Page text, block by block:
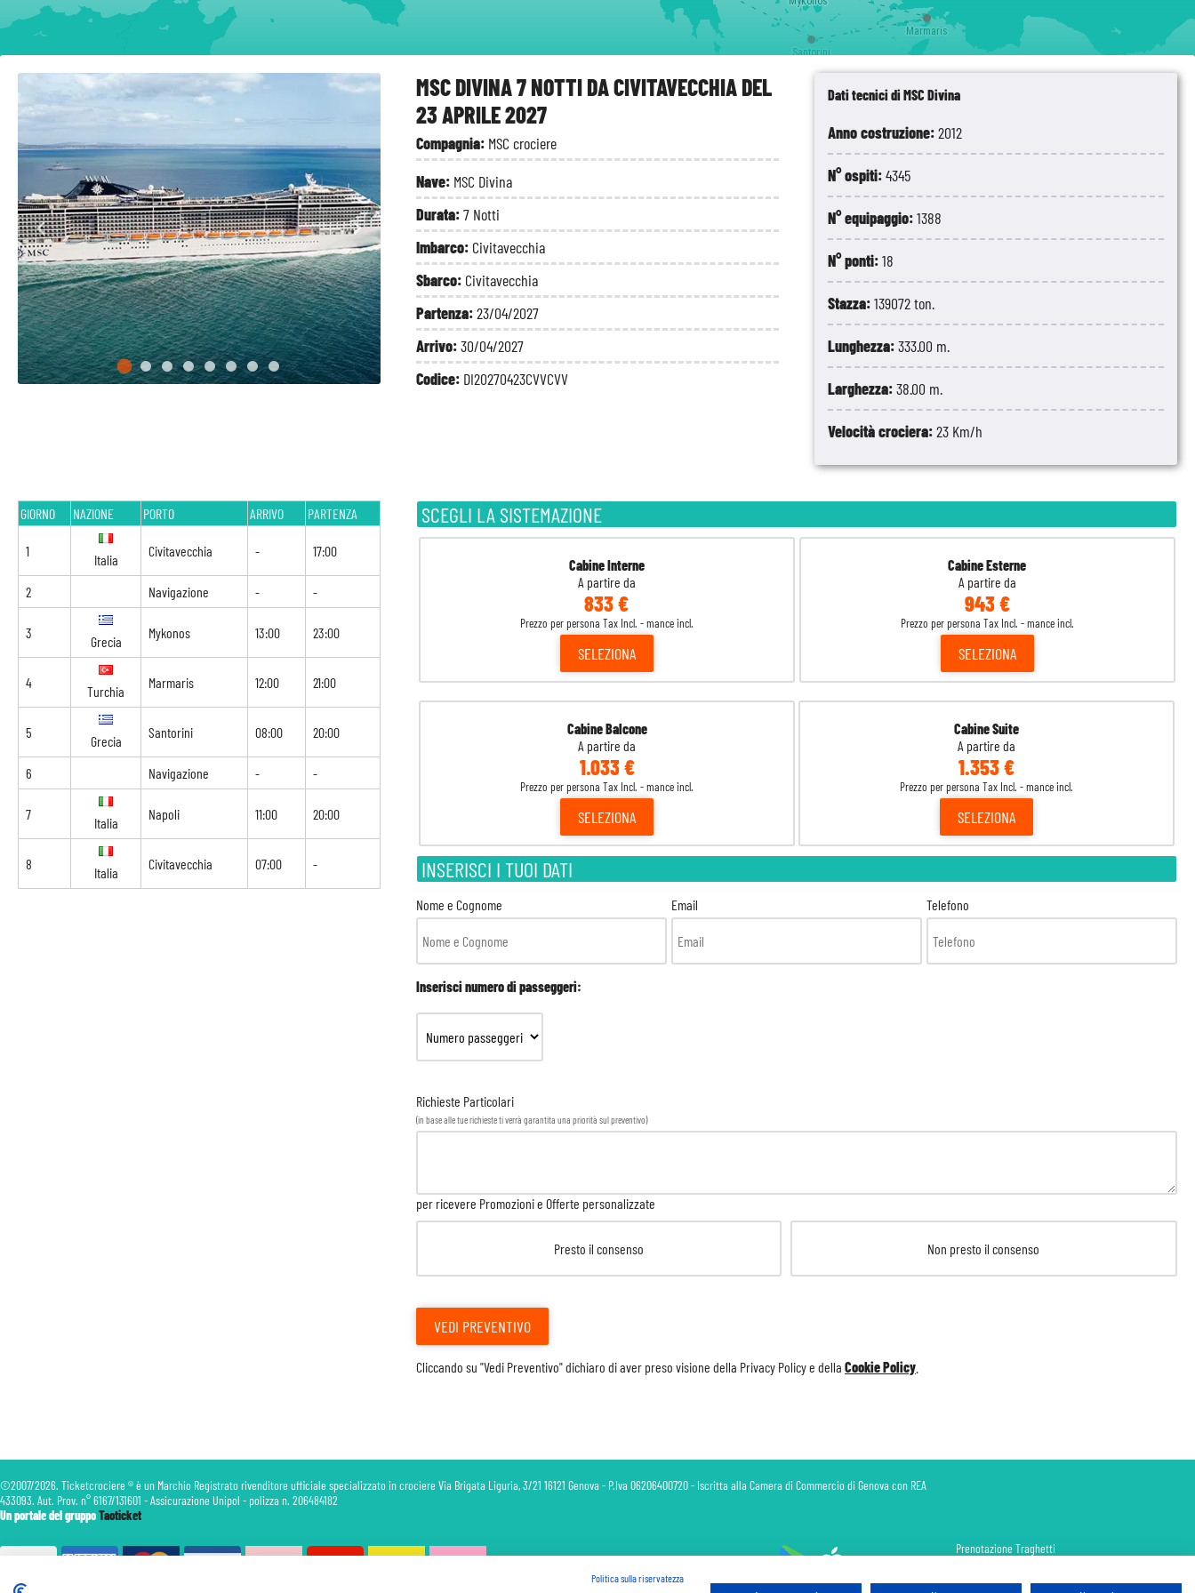
MSC DIVINA 7 NOTTI DA CIVITAVECCHIA DEL
23 APRILE 2027
Compagnia: MSC crociere
Nave: MSC Divina
Durata:7 Notti
Imbarco: Civitavecchia
Sbarco: Civitavecchia
Partenza:23/04/2027
Arrivo:30/04/2027
Codice: DI20270423CVVCVV
Dati tecnici di MSC Divina
Anno costruzione:2012
N° ospiti:4345
N° equipaggio:1388
N° ponti:18
Stazza:139072 ton.
Lunghezza:333.00 m.
Larghezza:38.00 m.
Velocità crociera:23 Km/h
SCEGLI LA SISTEMAZIONE
Cabine Interne
A partire da
833 €
Prezzo per persona Tax Incl. - mance incl.
SELEZIONA
Cabine Esterne
A partire da
943 €
Prezzo per persona Tax Incl. - mance incl.
SELEZIONA
Cabine Balcone
A partire da
1.033 €
Prezzo per persona Tax Incl. - mance incl.
SELEZIONA
Cabine Suite
A partire da
1.353 €
Prezzo per persona Tax Incl. - mance incl.
SELEZIONA
INSERISCI I TUOI DATI
Nome e Cognome Email Telefono
Inserisci numero di passeggeri:
Richieste Particolari
(in base alle tue richieste ti verrà garantita una priorità sul preventivo)
per ricevere Promozioni e Offerte personalizzate
Presto il consenso Non presto il consenso
VEDI PREVENTIVO
Cliccando su "Vedi Preventivo" dichiaro di aver preso visione della Privacy Policye della Cookie Policy
GIORNO NAZIONE PORTO ARRIVO PARTENZA
1
Italia
Civitavecchia - 17:00
2 Navigazione - -
3
Grecia
Mykonos 13:00 23:00
4
Turchia
Marmaris 12:00 21:00
5
Grecia
Santorini 08:00 20:00
6 Navigazione - -
7
Italia
Napoli 11:00 20:00
8
Italia
Civitavecchia 07:00 -
Marmaris
Santorini
©2007/2026. Ticketcrociere ® è un Marchio Registrato rivenditore ufficiale specializzato in crociere Via Brigata Liguria, 3/21 16121 Genova - P.Iva 06206400720 - Iscritta alla Camera di Commercio di Genova con REA
433093. Aut. Prov. n° 6167/131601 - Assicurazione Unipol - polizza n. 206484182
Un portale del gruppoTaoticket
Prenotazione Traghetti
Politica sulla riservatezza